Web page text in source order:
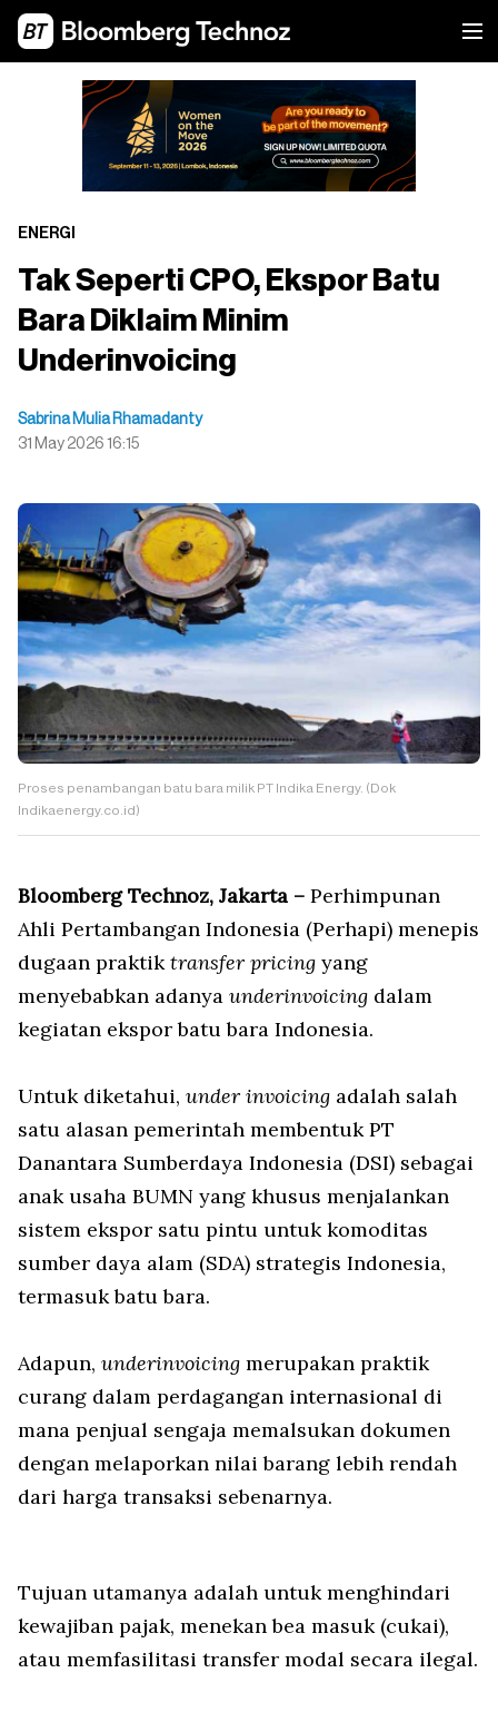
ENERGI
Tak Seperti CPO, Ekspor Batu
Bara Diklaim Minim
Underinvoicing
Sabrina Mulia Rhamadanty
31 May 2026 16:15
Proses penambangan batu bara milik PT Indika Energy. (Dok
Indikaenergy.co.id)
Bloomberg Technoz, Jakarta – Perhimpunan
Ahli Pertambangan Indonesia (Perhapi) menepis
dugaan praktiktransfer pricing yang
menyebabkan adanya underinvoicing dalam
kegiatan ekspor batu bara Indonesia.
Untuk diketahui, under invoicing adalah salah
satu alasan pemerintah membentuk PT
Danantara Sumberdaya Indonesia (DSI) sebagai
anak usaha BUMN yang khusus menjalankan
sistem ekspor satu pintu untuk komoditas
sumber daya alam (SDA) strategis Indonesia,
termasuk batu bara.
Adapun, underinvoicing merupakan praktik
curang dalam perdagangan internasional di
mana penjual sengaja memalsukan dokumen
dengan melaporkan nilai barang lebih rendah
dari harga transaksi sebenarnya.
Tujuan utamanya adalah untuk menghindari
kewajiban pajak, menekan bea masuk (cukai),
atau memfasilitasi transfer modal secara ilegal.